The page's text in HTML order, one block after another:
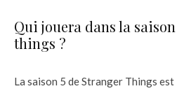
Qui jouera dans la
things ?
La saison 5 de Stranger Things est